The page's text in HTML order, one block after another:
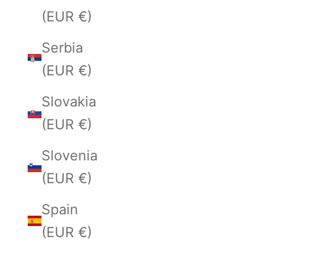
(EUR €)
Serbia
(EUR €)
Slovakia
(EUR €)
Slovenia
(EUR €)
Spain
(EUR €)